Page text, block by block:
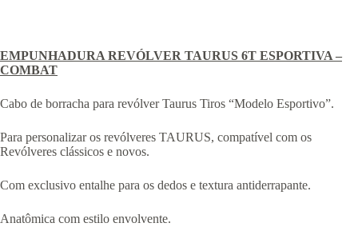
EMPUNHADURA REVÓLVER TAURUS 6T ESPORTIVA –
COMBAT
Cabo de borracha para revólver Taurus Tiros “Modelo Esportivo”.
Para personalizar os revólveres TAURUS, compatível com os
Revólveres clássicos e novos.
Com exclusivo entalhe para os dedos e textura antiderrapante.
Anatômica com estilo envolvente.